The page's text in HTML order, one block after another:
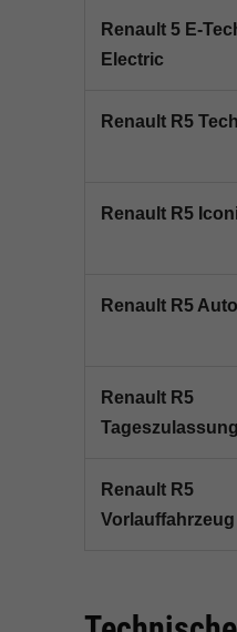
Renault 5 E-
Electric
Renault R5
Renault R5
Renault R5
Renault R5
Tageszulassung
Renault R5
Vorlauffahrzeug